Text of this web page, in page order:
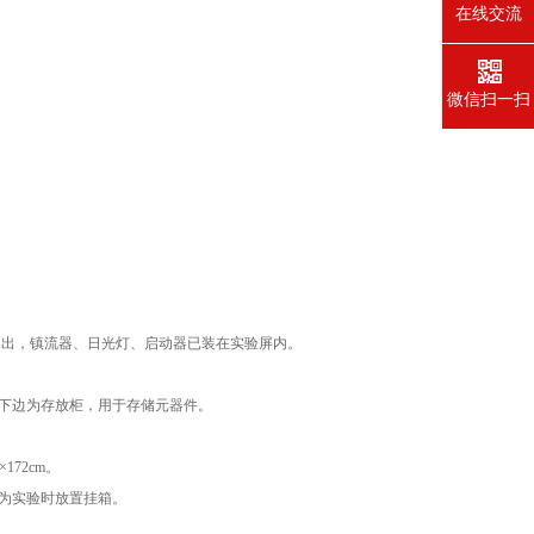
，镇流器、日光灯、启动器已装在实验屏内。
为存放柜，用于存储元器件。
。
验时放置挂箱。
在线交流
微信扫一扫